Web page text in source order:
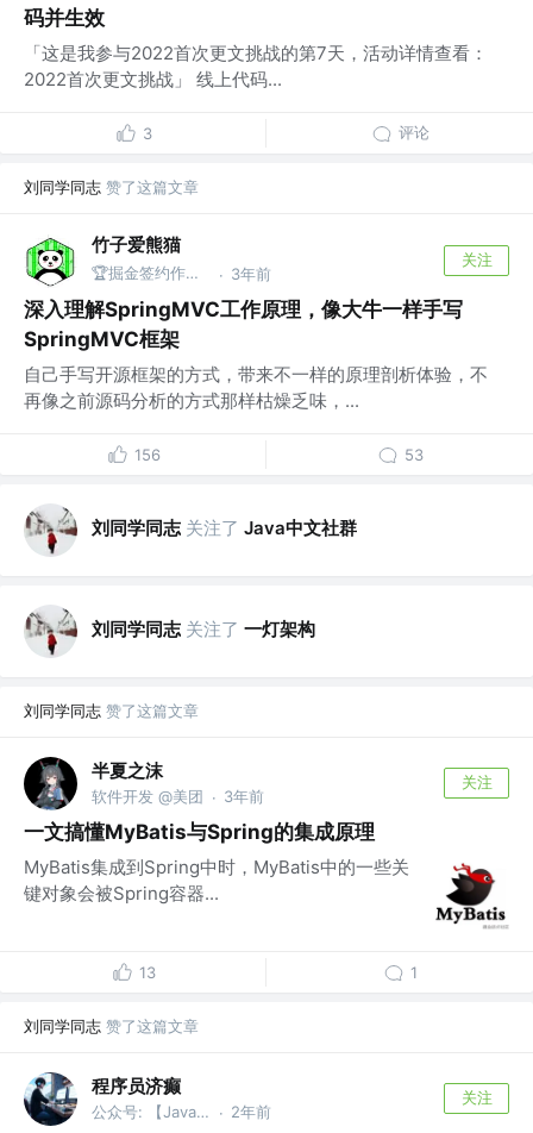
码并生效
「这是我参与2022首次更文挑战的第7天，活动详情查看：
2022首次更文挑战」 线上代码...
3 评论
刘同学同志 赞了这篇文章
竹子爱熊猫
🏆掘金签约作者 @同名公众号：竹子爱熊猫 · 3年前
关注
深入理解SpringMVC工作原理，像大牛一样手写
SpringMVC框架
自己手写开源框架的方式，带来不一样的原理剖析体验，不
再像之前源码分析的方式那样枯燥乏味，...
156 53
刘同学同志 关注了 Java中文社群
刘同学同志 关注了 一灯架构
刘同学同志 赞了这篇文章
半夏之沫
软件开发 @美团 · 3年前
关注
一文搞懂MyBatis与Spring的集成原理
MyBatis集成到Spring中时，MyBatis中的一些关
键对象会被Spring容器...
13 1
刘同学同志 赞了这篇文章
程序员济癫
公众号: 【Java分享客栈】 · 2年前
关注